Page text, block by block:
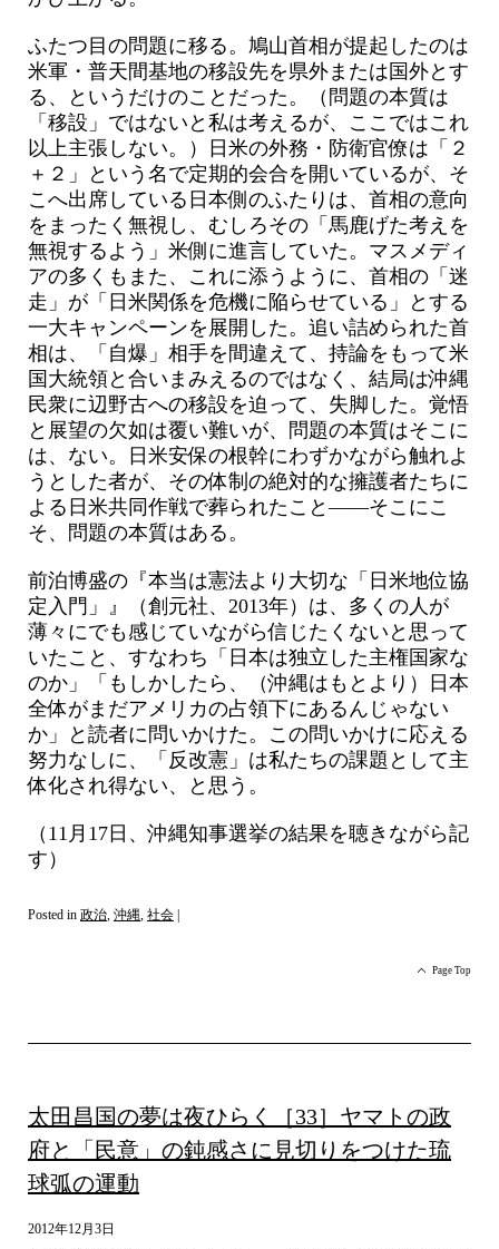
ふたつ目の問題に移る。鳩山首相が提起したのは
米軍・普天間基地の移設先を県外または国外とす
る、というだけのことだった。（問題の本質は
「移設」ではないと私は考えるが、ここではこれ
以上主張しない。）日米の外務・防衛官僚は「２
＋２」という名で定期的会合を開いているが、そ
こへ出席している日本側のふたりは、首相の意向
をまったく無視し、むしろその「馬鹿げた考えを
無視するよう」米側に進言していた。マスメディ
アの多くもまた、これに添うように、首相の「迷
走」が「日米関係を危機に陥らせている」とする
一大キャンペーンを展開した。追い詰められた首
相は、「自爆」相手を間違えて、持論をもって米
国大統領と合いまみえるのではなく、結局は沖縄
民衆に辺野古への移設を迫って、失脚した。覚悟
と展望の欠如は覆い難いが、問題の本質はそこに
は、ない。日米安保の根幹にわずかながら触れよ
うとした者が、その体制の絶対的な擁護者たちに
よる日米共同作戦で葬られたこと――そこにこ
そ、問題の本質はある。
前泊博盛の『本当は憲法より大切な「日米地位協
定入門」』（創元社、2013年）は、多くの人が
薄々にでも感じていながら信じたくないと思って
いたこと、すなわち「日本は独立した主権国家な
のか」「もしかしたら、（沖縄はもとより）日本
全体がまだアメリカの占領下にあるんじゃない
か」と読者に問いかけた。この問いかけに応える
努力なしに、「反改憲」は私たちの課題として主
体化され得ない、と思う。
（11月17日、沖縄知事選挙の結果を聴きながら記
す）
Posted in 政治, 沖縄, 社会
Page Top
太田昌国の夢は夜ひらく［33］ヤマトの政
府と「民意」の鈍感さに見切りをつけた琉
球弧の運動
2012年12月3日